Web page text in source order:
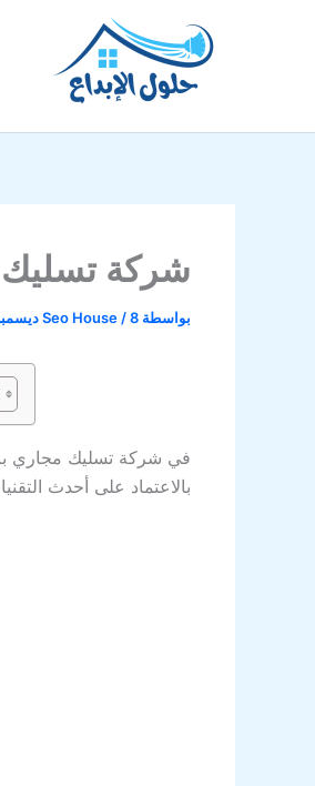
شركة
بواسطة Seo House /8 ديسمبر، 2024
في شركة تسليك مجاري
بالاعتماد على أحدث